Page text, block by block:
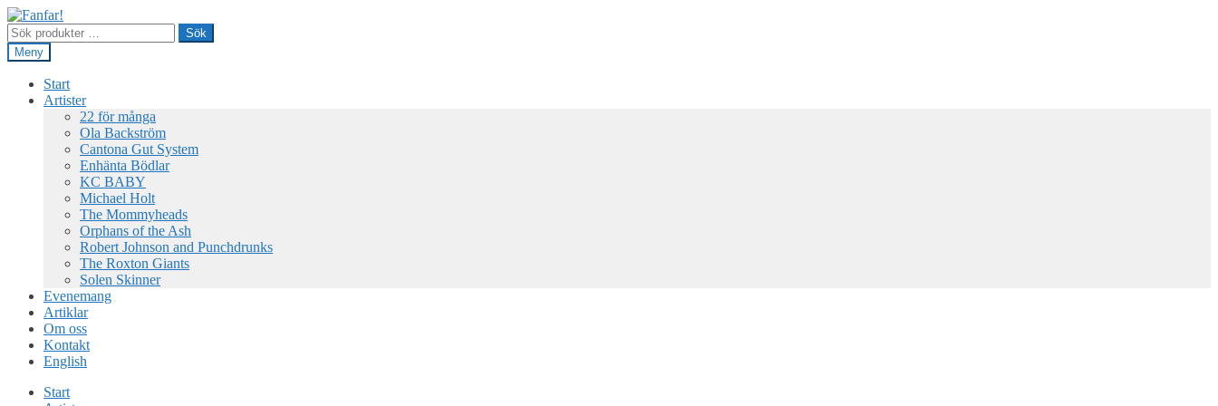
Hoppa
till
navigering
Hoppa
till
innehåll
Sök
efter:
Sök
Meny
Start
Artister
22 för många
Ola Backström
Cantona Gut System
Enhänta Bödlar
KC BABY
Michael Holt
The Mommyheads
Orphans of the Ash
Robert Johnson and Punchdrunks
The Roxton Giants
Solen Skinner
Evenemang
Artiklar
Om oss
Kontakt
English
Start